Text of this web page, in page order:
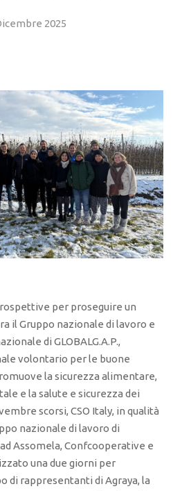
2025
per proseguire un
il Gruppo nazionale di lavoro e
di GLOBALG.A.P.,
volontario per le buone
la sicurezza alimentare,
e la salute e sicurezza dei
scorsi, CSO Italy, in qualità
nazionale di lavoro di
ad Assomela, Confcooperative e
una due giorni per
di rappresentanti di Agraya, la